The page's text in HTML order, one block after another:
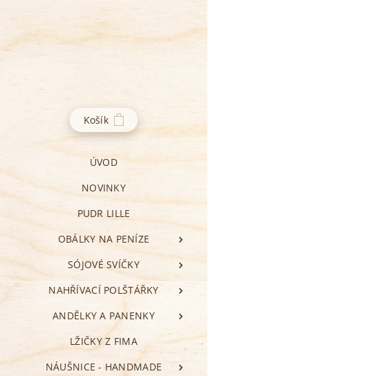
Košík
ÚVOD
NOVINKY
PUDR LILLE
OBÁLKY NA PENÍZE
SÓJOVÉ SVÍČKY
NAHŘÍVACÍ POLŠTÁŘKY
ANDĚLKY A PANENKY
LŽIČKY Z FIMA
NÁUŠNICE - HANDMADE